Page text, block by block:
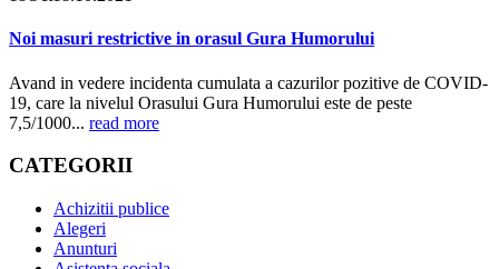
Noi masuri restrictive in orasul Gura Humorului
Avand in vedere incidenta cumulata a cazurilor pozitive de COVID-
19, care la nivelul Orasului Gura Humorului este de peste
7,5/1000... read more
CATEGORII
Achizitii publice
Alegeri
Anunturi